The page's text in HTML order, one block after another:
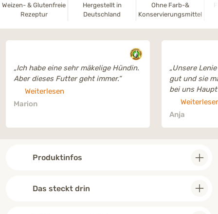
Weizen- & Glutenfreie
Rezeptur
Hergestellt in
Deutschland
Ohne Farb-&
Konservierungsmittel
„Ich habe eine sehr mäkelige Hündin.
Aber dieses Futter geht immer.“
Weiterlesen
Marion
„Unsere
gut und sie
bei uns Hauptfutter und Leckerlie 😍
💗🐕“
Anja
Produktinfos
Das steckt drin